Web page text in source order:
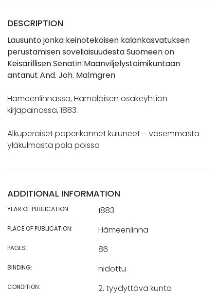
DESCRIPTION
Lausunto jonka keinotekoisen kalankasvatuksen
perustamisen soveliaisuudesta Suomeen on
Keisarillisen Senatin Maanviljelystoimikuntaan
antanut And. Joh. Malmgren
Hämeenlinnassa, Hämäläisen osakeyhtiön
kirjapainossa, 1883.
Alkuperäiset paperikannet kuluneet – vasemmasta
yläkulmasta pala poissa
ADDITIONAL INFORMATION
YEAR OF PUBLICATION: 1883
PLACE OF PUBLICATION: Hämeenlinna
PAGES: 86
BINDING: nidottu
CONDITION: 2, tyydyttävä kunto